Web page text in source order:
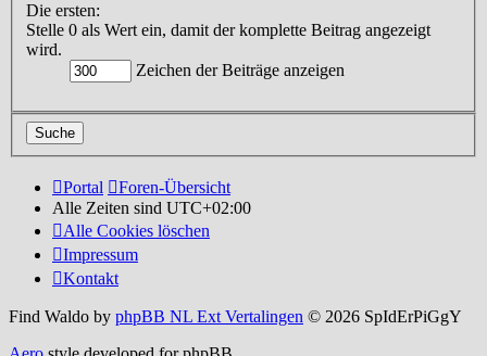
Die ersten:
Stelle 0 als Wert ein, damit der komplette Beitrag angezeigt
wird.
Zeichen der Beiträge anzeigen
Portal
Foren-Übersicht
Alle Zeiten sind UTC+02:00
Alle Cookies löschen
Impressum
Kontakt
Find Waldo by phpBB NL Ext Vertalingen © 2026 SpIdErPiGgY